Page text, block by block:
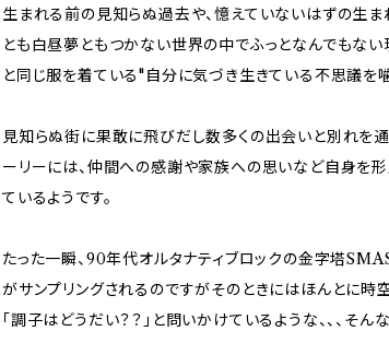
生まれる前の見知らぬ過去や、憶えていないはずの生
とも白昼夢ともつかない世界の中でふっとなんでもな
と同じ服を着ている"自分に気づき生きている不思議を
見知らぬ街に果敢に飛びだし数多くの出会いと別れを
ーリーには、仲間への感謝や家族への思いなど自身を
ているようです。
たった一瞬、90年代オルタナティブロックの金字塔
がサンプリングされるのですがそのときにはほんとに
「調子はどうだい？？」と問いかけているような、、、そ